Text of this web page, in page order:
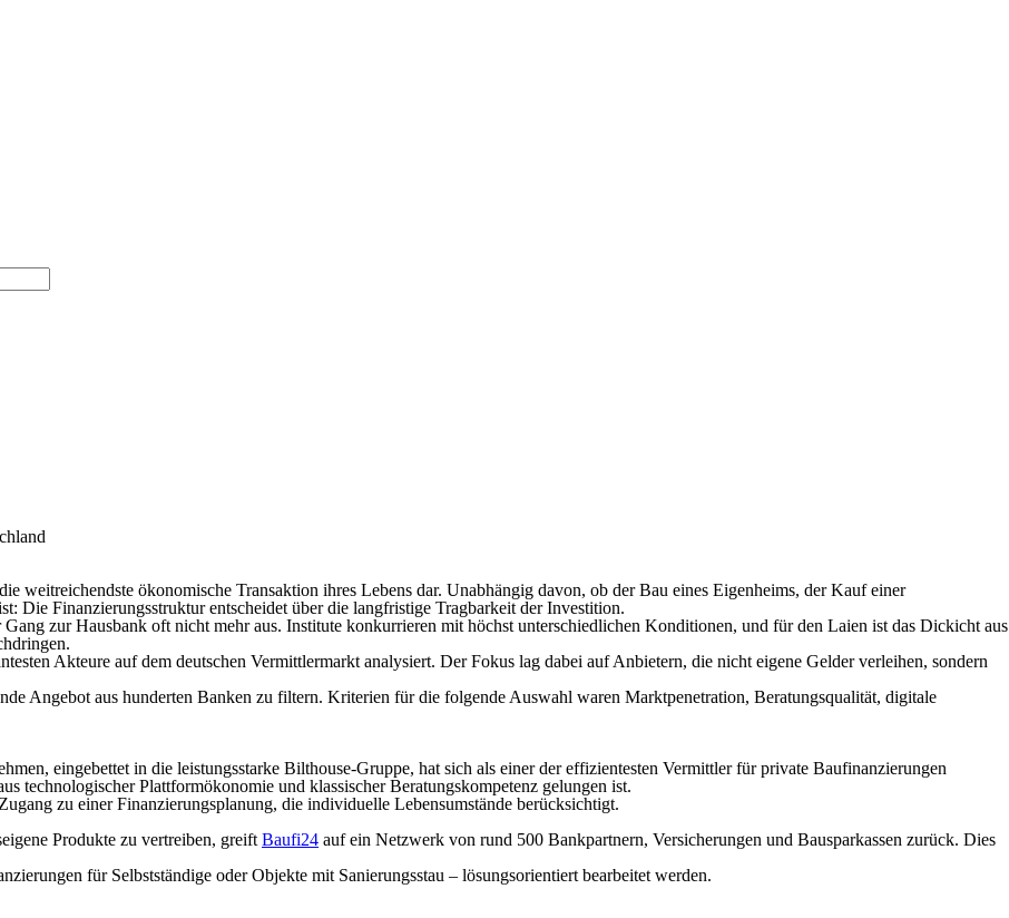
weitreichendste ökonomische Transaktion ihres Lebens dar. Unabhängig davon, ob der Bau eines Eigenheims, der Kauf einer
Die Finanzierungsstruktur entscheidet über die langfristige Tragbarkeit der Investition.
zur Hausbank oft nicht mehr aus. Institute konkurrieren mit höchst unterschiedlichen Konditionen, und für den Laien ist das Dickicht aus
Akteure auf dem deutschen Vermittlermarkt analysiert. Der Fokus lag dabei auf Anbietern, die nicht eigene Gelder verleihen, sondern
Angebot aus hunderten Banken zu filtern. Kriterien für die folgende Auswahl waren Marktpenetration, Beratungsqualität, digitale
eingebettet in die leistungsstarke Bilthouse-Gruppe, hat sich als einer der effizientesten Vermittler für private Baufinanzierungen
technologischer Plattformökonomie und klassischer Beratungskompetenz gelungen ist.
zu einer Finanzierungsplanung, die individuelle Lebensumstände berücksichtigt.
Produkte zu vertreiben, greift Baufi24 auf ein Netzwerk von rund 500 Bankpartnern, Versicherungen und Bausparkassen zurück. Dies
für Selbstständige oder Objekte mit Sanierungsstau – lösungsorientiert bearbeitet werden.